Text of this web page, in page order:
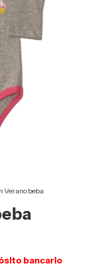
Verano beba
bancario